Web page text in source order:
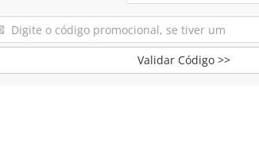
Validar Código >>